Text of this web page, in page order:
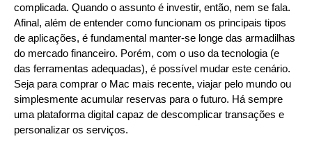
complicada. Quando o assunto é investir, então, nem se fala.
Afinal, além de entender como funcionam os principais tipos
de aplicações, é fundamental manter-se longe das armadilhas
do mercado financeiro. Porém, com o uso da tecnologia (e
das ferramentas adequadas), é possível mudar este cenário.
Seja para comprar o Mac mais recente, viajar pelo mundo ou
simplesmente acumular reservas para o futuro. Há sempre
uma plataforma digital capaz de descomplicar transações e
personalizar os serviços.